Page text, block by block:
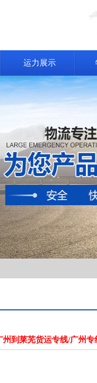
运力展示
到莱芜货运专线/广州专